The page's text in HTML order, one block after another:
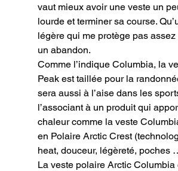
vaut mieux avoir une veste un
lourde et terminer sa course.
légère qui me protège pas
un abandon.
Comme l’indique Columbia, la
Peak est taillée pour la
sera aussi à l’aise dans les
l’associant à un produit qui
chaleur comme la veste
en Polaire Arctic Crest
heat, douceur, légèreté, poches
La veste polaire Arctic Columbia